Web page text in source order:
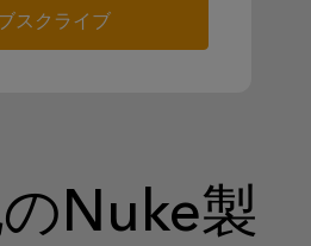
スクライブ
Nuke製